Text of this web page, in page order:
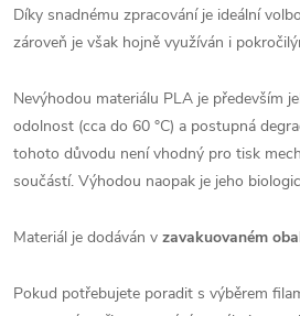
Díky snadnému zpracování je ideální
zároveň je však hojně využíván i
Nevýhodou materiálu PLA je především
odolnost (cca do 60 °C) a postupná
tohoto důvodu není vhodný pro tisk
součástí. Výhodou naopak je jeho
Materiál je dodáván v zavakuovaném
Pokud potřebujete poradit s výběrem